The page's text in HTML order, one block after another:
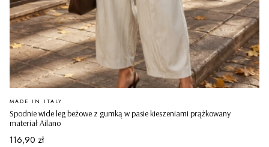
Spodnie wide leg beżowe z gumką w pasie kieszeniami prążkowany
materiał Ailano
PRODUCENT
MADE IN ITALY
Cena
116,90 zł